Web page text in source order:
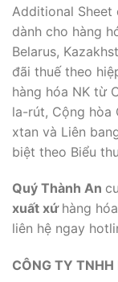
Additional
dành cho hàng
Belarus,
đãi thuế theo
hàng hóa NK từ
la-rút, Cộng
xtan và Liên
biệt theo Biểu
Quý Thành An
xuất xứ hàng hóa
liên hệ ngay
CÔNG TY